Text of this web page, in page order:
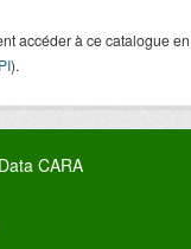
accéder à ce catalogue
).
CARA